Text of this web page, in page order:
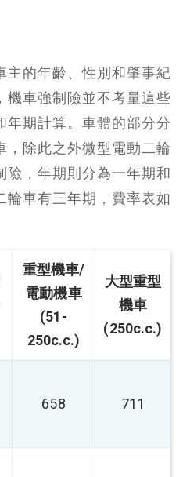
主的年齡、性別和肇事紀
機車強制險並不考量這些
年期計算。車體的部分分
，除此之外微型電動二輪
險，年期則分為一年期和
輪車有三年期，費率表如
重型機車/
電動機車
(51-
250c.c.)
大型重型
機車
(250c.c.)
658 711